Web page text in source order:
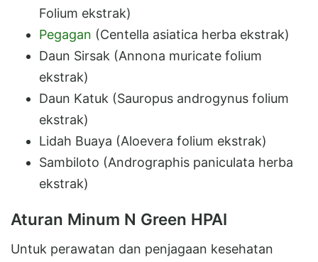
Folium ekstrak)
Pegagan (Centella asiatica herba ekstrak)
Daun Sirsak (Annona muricate folium
ekstrak)
Daun Katuk (Sauropus androgynus folium
ekstrak)
Lidah Buaya (Aloevera folium ekstrak)
Sambiloto (Andrographis paniculata herba
ekstrak)
Aturan Minum N Green HPAI
Untuk perawatan dan penjagaan kesehatan